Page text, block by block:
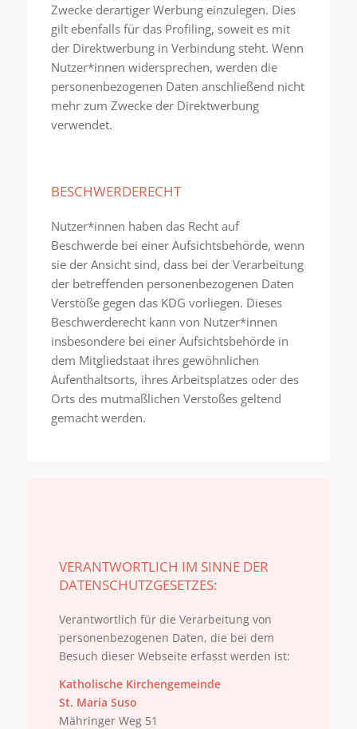
Zwecke derartiger Werbung einzulegen. Dies
gilt ebenfalls für das Profiling, soweit es mit
der Direktwerbung in Verbindung steht. Wenn
Nutzer*innen widersprechen, werden die
personenbezogenen Daten anschließend nicht
mehr zum Zwecke der Direktwerbung
verwendet.
BESCHWERDERECHT
Nutzer*innen haben das Recht auf
Beschwerde bei einer Aufsichtsbehörde, wenn
sie der Ansicht sind, dass bei der Verarbeitung
der betreffenden personenbezogenen Daten
Verstöße gegen das KDG vorliegen. Dieses
Beschwerderecht kann von Nutzer*innen
insbesondere bei einer Aufsichtsbehörde in
dem Mitgliedstaat ihres gewöhnlichen
Aufenthaltsorts, ihres Arbeitsplatzes oder des
Orts des mutmaßlichen Verstoßes geltend
gemacht werden.
VERANTWORTLICH IM SINNE DER
DATENSCHUTZ­GESETZES:
Verantwortlich für die Verarbeitung von
personenbezogenen Daten, die bei dem
Besuch dieser Webseite erfasst werden ist:
Katholische Kirchengemeinde
St. Maria Suso
Mähringer Weg 51